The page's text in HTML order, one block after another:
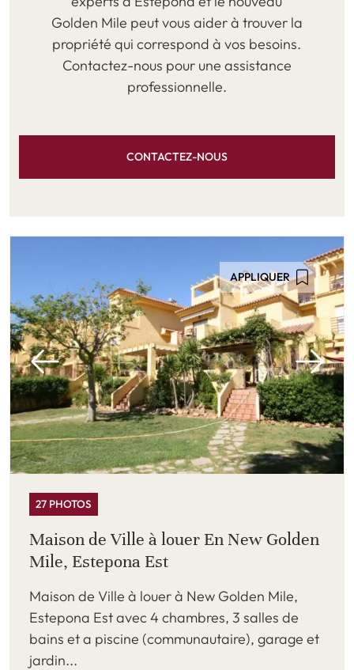
Golden Mile peut vous aider à trouver la
propriété qui correspond à vos besoins.
Contactez-nous pour une assistance
professionnelle.
CONTACTEZ-NOUS
APPLIQUER
27 PHOTOS
Maison de Ville à louer En New Golden
Mile, Estepona Est
Maison de Ville à louer à New Golden Mile,
Estepona Est avec 4 chambres, 3 salles de
bains et a piscine (communautaire), garage et
jardin...